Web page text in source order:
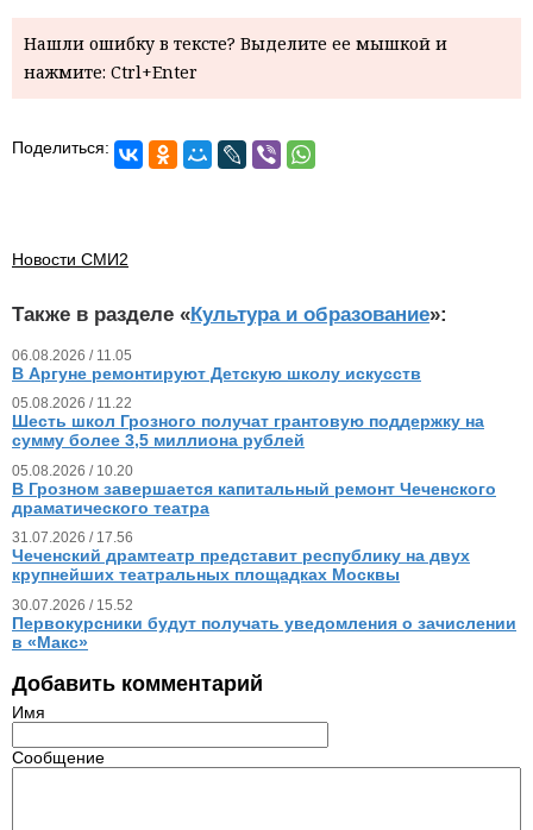
Нашли ошибку в тексте? Выделите ее мышкой и
нажмите: Ctrl+Enter
Поделиться:
Новости СМИ2
Также в разделе «Культура и образование»:
06.08.2026 / 11.05
В Аргуне ремонтируют Детскую школу искусств
05.08.2026 / 11.22
Шесть школ Грозного получат грантовую поддержку на
сумму более 3,5 миллиона рублей
05.08.2026 / 10.20
В Грозном завершается капитальный ремонт Чеченского
драматического театра
31.07.2026 / 17.56
Чеченский драмтеатр представит республику на двух
крупнейших театральных площадках Москвы
30.07.2026 / 15.52
Первокурсники будут получать уведомления о зачислении
в «Макс»
Добавить комментарий
Имя
Сообщение